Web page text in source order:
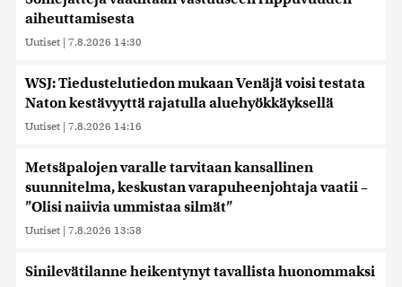
aiheuttamisesta
Uutiset | 7.8.2026 14:30
WSJ: Tiedustelutiedon mukaan Venäjä voisi testata
Naton kestävyyttä rajatulla aluehyökkäyksellä
Uutiset | 7.8.2026 14:16
Metsäpalojen varalle tarvitaan kansallinen
suunnitelma, keskustan varapuheenjohtaja vaatii –
”Olisi naiivia ummistaa silmät”
Uutiset | 7.8.2026 13:58
Sinilevätilanne heikentynyt tavallista huonommaksi